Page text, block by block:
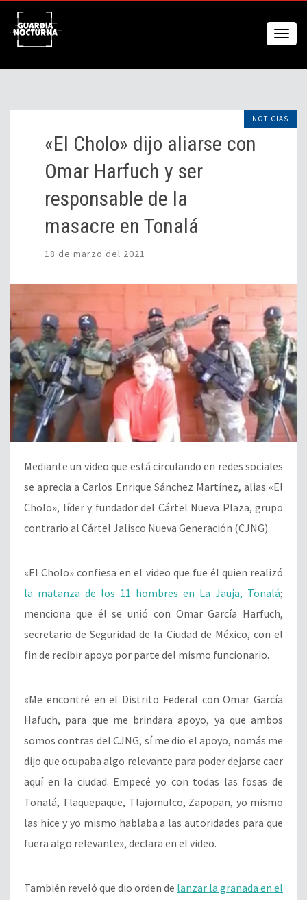
NOTICIAS
«El Cholo» dijo aliarse con
Omar Harfuch y ser
responsable de la
masacre en Tonalá
18 de marzo del 2021
Mediante un video que está circulando en redes sociales
se aprecia a Carlos Enrique Sánchez Martínez, alias «El
Cholo», líder y fundador del Cártel Nueva Plaza, grupo
contrario al Cártel Jalisco Nueva Generación (CJNG).
«El Cholo» confiesa en el video que fue él quien realizó
la matanza de los 11 hombres en La Jauja, Tonalá;
menciona que él se unió con Omar García Harfuch,
secretario de Seguridad de la Ciudad de México, con el
fin de recibir apoyo por parte del mismo funcionario.
«Me encontré en el Distrito Federal con Omar García
Hafuch, para que me brindara apoyo, ya que ambos
somos contras del CJNG, sí me dio el apoyo, nomás me
dijo que ocupaba algo relevante para poder dejarse caer
aquí en la ciudad. Empecé yo con todas las fosas de
Tonalá, Tlaquepaque, Tlajomulco, Zapopan, yo mismo
las hice y yo mismo hablaba a las autoridades para que
fuera algo relevante», declara en el video.
También reveló que dio orden de lanzar la granada en el